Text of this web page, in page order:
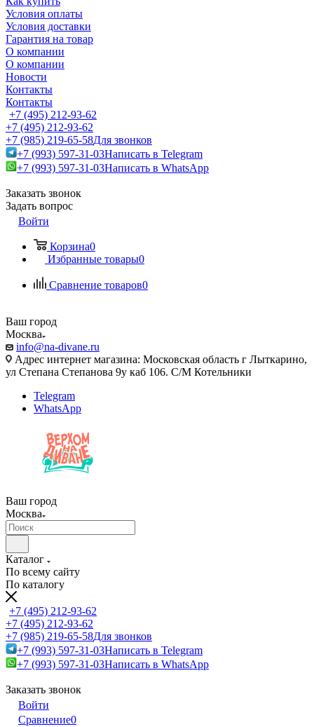
Условия оплаты
Условия доставки
Гарантия на товар
О компании
О компании
Новости
Контакты
Контакты
+7 (495) 212-93-62
+7 (495) 212-93-62
+7 (985) 219-65-58Для звонков
+7 (993) 597-31-03Написать в Telegram
+7 (993) 597-31-03Написать в WhatsApp
Заказать звонок
Задать вопрос
Войти
Корзина0
Избранные товары0
Сравнение товаров0
Ваш город
Москва
info@na-divane.ru
Адрес интернет магазина: Московская область г Лыткарино,
ул Степана Степанова 9у каб 106. С/М Котельники
Telegram
WhatsApp
Ваш город
Москва
Каталог
По всему сайту
По каталогу
+7 (495) 212-93-62
+7 (495) 212-93-62
+7 (985) 219-65-58Для звонков
+7 (993) 597-31-03Написать в Telegram
+7 (993) 597-31-03Написать в WhatsApp
Заказать звонок
Войти
Сравнение0